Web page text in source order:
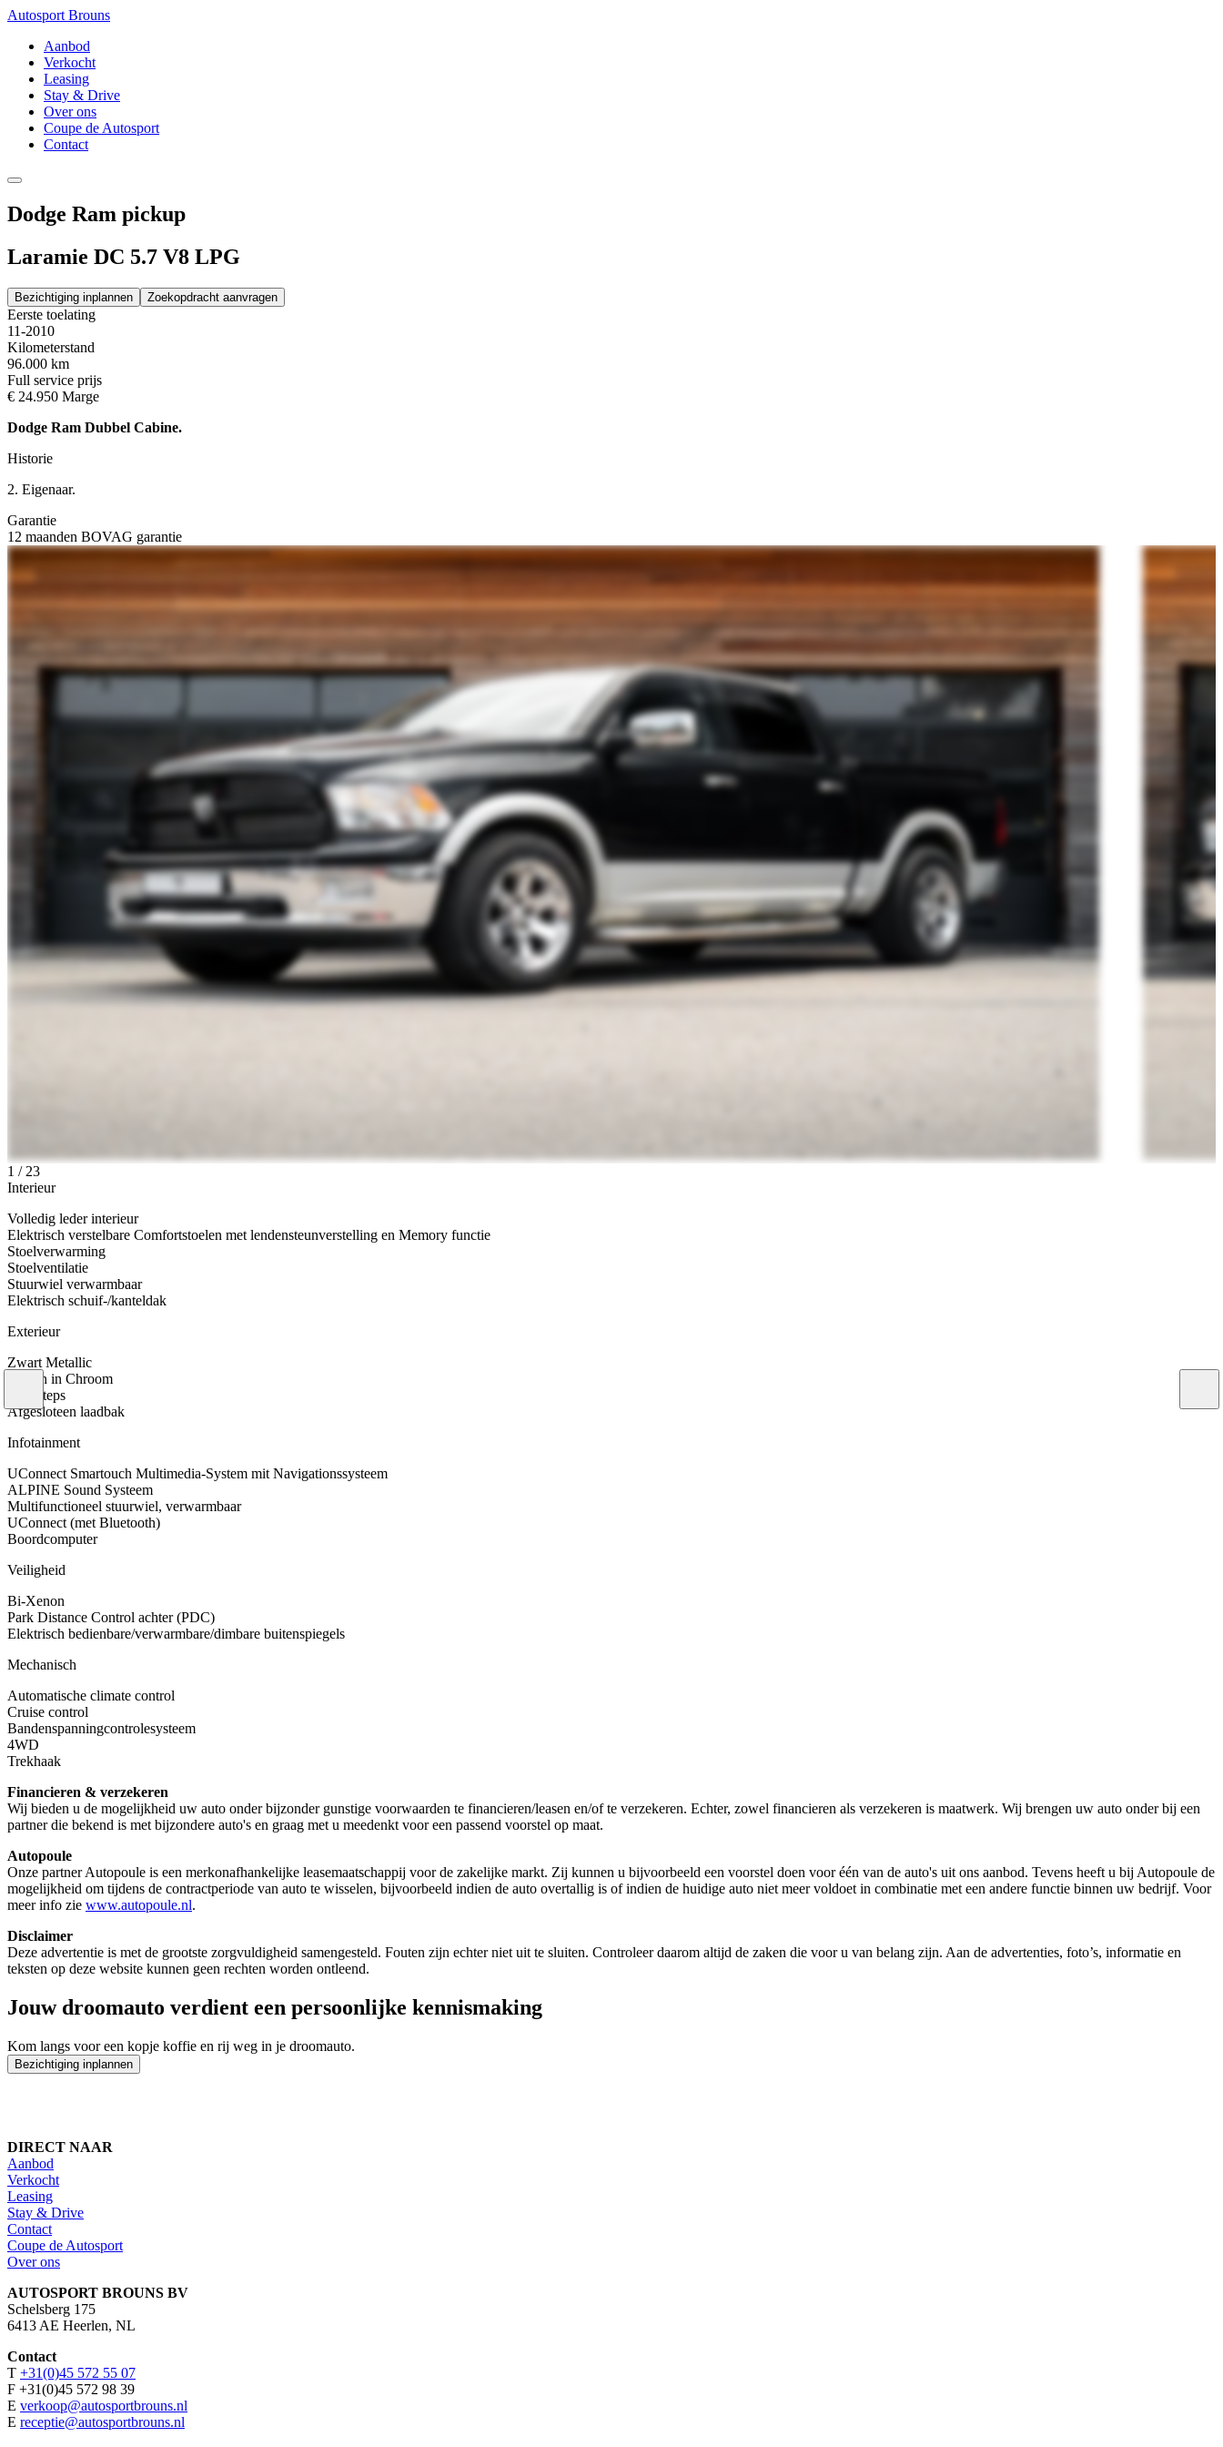
Autosport Brouns
Aanbod
Verkocht
Leasing
Stay & Drive
Over ons
Coupe de Autosport
Contact
Dodge Ram pickup
Laramie DC 5.7 V8 LPG
Bezichtiging inplannen Zoekopdracht aanvragen
Eerste toelating
11-2010
Kilometerstand
96.000 km
Full service prijs
€ 24.950 Marge
Dodge Ram Dubbel Cabine.
Historie
2. Eigenaar.
Garantie
12 maanden BOVAG garantie
1 / 23
Interieur
Volledig leder interieur
Elektrisch verstelbare Comfortstoelen met lendensteunverstelling en Memory functie
Stoelverwarming
Stoelventilatie
Stuurwiel verwarmbaar
Elektrisch schuif-/kanteldak
Exterieur
Zwart Metallic
Velgen in Chroom
Side-steps
Afgesloteen laadbak
Infotainment
UConnect Smartouch Multimedia-System mit Navigationssysteem
ALPINE Sound Systeem
Multifunctioneel stuurwiel, verwarmbaar
UConnect (met Bluetooth)
Boordcomputer
Veiligheid
Bi-Xenon
Park Distance Control achter (PDC)
Elektrisch bedienbare/verwarmbare/dimbare buitenspiegels
Mechanisch
Automatische climate control
Cruise control
Bandenspanningcontrolesysteem
4WD
Trekhaak
Financieren & verzekeren
Wij bieden u de mogelijkheid uw auto onder bijzonder gunstige voorwaarden te financieren/leasen en/of te verzekeren. Echter, zowel financieren als verzekeren is maatwerk. Wij brengen uw auto onder bij een
partner die bekend is met bijzondere auto's en graag met u meedenkt voor een passend voorstel op maat.
Autopoule
Onze partner Autopoule is een merkonafhankelijke leasemaatschappij voor de zakelijke markt. Zij kunnen u bijvoorbeeld een voorstel doen voor één van de auto's uit ons aanbod. Tevens heeft u bij Autopoule de
mogelijkheid om tijdens de contractperiode van auto te wisselen, bijvoorbeeld indien de auto overtallig is of indien de huidige auto niet meer voldoet in combinatie met een andere functie binnen uw bedrijf. Voor
meer info zie www.autopoule.nl.
Disclaimer
Deze advertentie is met de grootste zorgvuldigheid samengesteld. Fouten zijn echter niet uit te sluiten. Controleer daarom altijd de zaken die voor u van belang zijn. Aan de advertenties, foto’s, informatie en
teksten op deze website kunnen geen rechten worden ontleend.
Jouw droomauto verdient een persoonlijke kennismaking
Kom langs voor een kopje koffie en rij weg in je droomauto.
Bezichtiging inplannen
DIRECT NAAR
Aanbod
Verkocht
Leasing
Stay & Drive
Contact
Coupe de Autosport
Over ons
AUTOSPORT BROUNS BV
Schelsberg 175
6413 AE Heerlen, NL
Contact
T +31(0)45 572 55 07
F +31(0)45 572 98 39
E verkoop@autosportbrouns.nl
E receptie@autosportbrouns.nl